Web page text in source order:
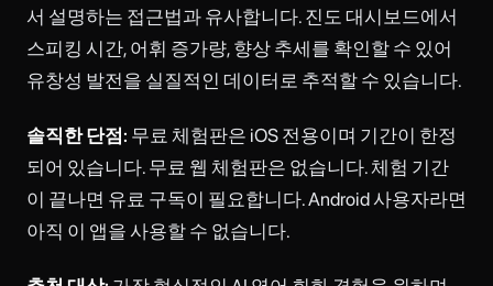
서 설명하는 접근법과 유사합니다. 진도 대시보드에서
스피킹 시간, 어휘 증가량, 향상 추세를 확인할 수 있어
유창성 발전을 실질적인 데이터로 추적할 수 있습니다.
솔직한 단점: 무료 체험판은 iOS 전용이며 기간이 한정
되어 있습니다. 무료 웹 체험판은 없습니다. 체험 기간
이 끝나면 유료 구독이 필요합니다. Android 사용자라면
아직 이 앱을 사용할 수 없습니다.